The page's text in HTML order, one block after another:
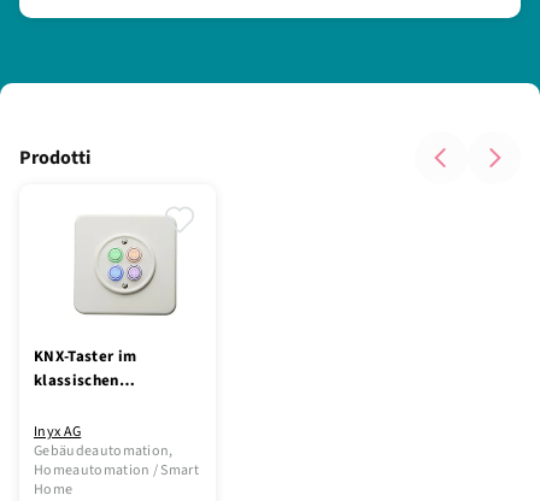
KNX-Taster im
klassischen
Schweiz, für die
Schweiz
Inyx AG
Gebäudeautomation,
Homeautomation / Smart
Home
Prodotti